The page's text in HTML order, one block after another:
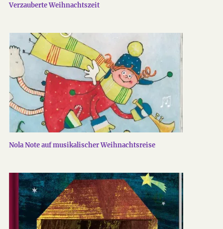
Verzauberte Weihnachtszeit
Nola Note auf musikalischer Weihnachtsreise